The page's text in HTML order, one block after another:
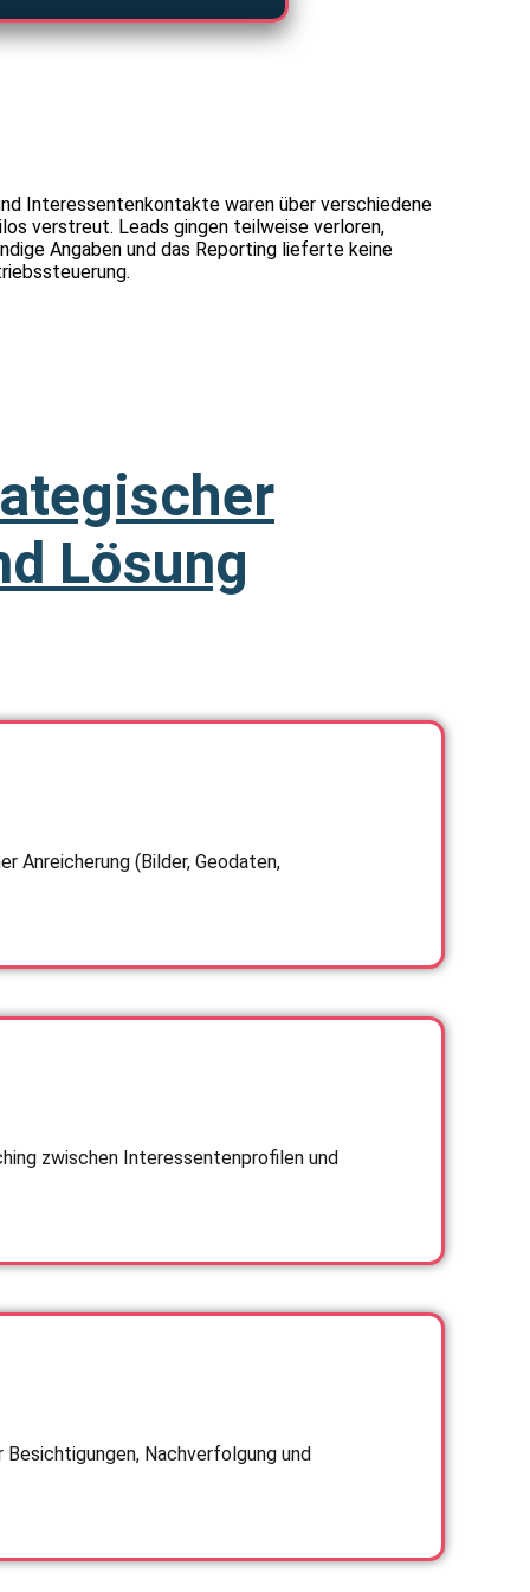
Interessentenkontakte waren über verschiedene
verstreut. Leads gingen teilweise verloren,
Angaben und das Reporting lieferte keine
Lösung
Anreicherung (Bilder, Geodaten,
zwischen Interessentenprofilen und
Nachverfolgung und